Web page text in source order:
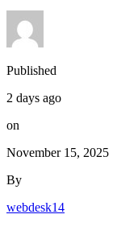
Published
2 days ago
on
November 15, 2025
By
webdesk14